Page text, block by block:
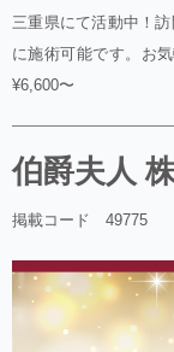
三重県にて活動中！
に施術可能です。お
¥6,600〜
伯爵夫人
掲載コード 49775